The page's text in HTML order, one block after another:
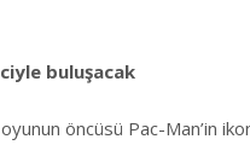
buluşacak
öncüsü Pac-Man’in